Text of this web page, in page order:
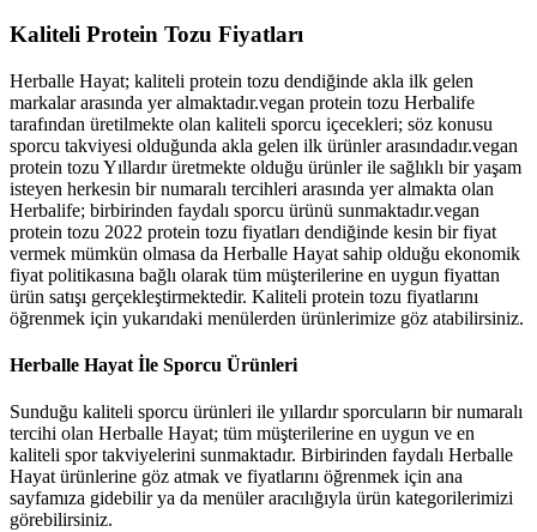
Kaliteli Protein Tozu Fiyatları
Herballe Hayat; kaliteli protein tozu dendiğinde akla ilk gelen
markalar arasında yer almaktadır.vegan protein tozu Herbalife
tarafından üretilmekte olan kaliteli sporcu içecekleri; söz konusu
sporcu takviyesi olduğunda akla gelen ilk ürünler arasındadır.vegan
protein tozu Yıllardır üretmekte olduğu ürünler ile sağlıklı bir yaşam
isteyen herkesin bir numaralı tercihleri arasında yer almakta olan
Herbalife; birbirinden faydalı sporcu ürünü sunmaktadır.vegan
protein tozu 2022 protein tozu fiyatları dendiğinde kesin bir fiyat
vermek mümkün olmasa da Herballe Hayat sahip olduğu ekonomik
fiyat politikasına bağlı olarak tüm müşterilerine en uygun fiyattan
ürün satışı gerçekleştirmektedir. Kaliteli protein tozu fiyatlarını
öğrenmek için yukarıdaki menülerden ürünlerimize göz atabilirsiniz.
Herballe Hayat İle Sporcu Ürünleri
Sunduğu kaliteli sporcu ürünleri ile yıllardır sporcuların bir numaralı
tercihi olan Herballe Hayat; tüm müşterilerine en uygun ve en
kaliteli spor takviyelerini sunmaktadır. Birbirinden faydalı Herballe
Hayat ürünlerine göz atmak ve fiyatlarını öğrenmek için ana
sayfamıza gidebilir ya da menüler aracılığıyla ürün kategorilerimizi
görebilirsiniz.